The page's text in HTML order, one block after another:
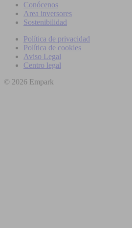
Conócenos
Area inversores
Sostenibilidad
Política de privacidad
Política de cookies
Aviso Legal
Centro legal
© 2026 Empark